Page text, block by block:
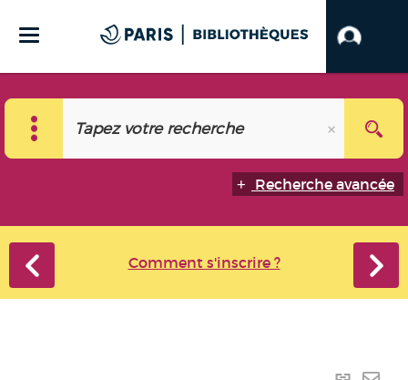
Recherche avancée
Comment s'inscrire ?
Lien